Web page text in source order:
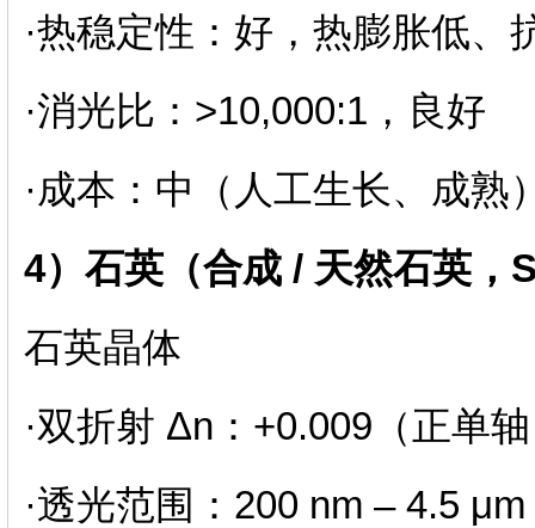
·热稳定性：好，热膨胀低、
·消光比：>10,000:1，良好
·成本：中（人工生长、成熟
4）石英（合成 / 天然石英，
石英晶体
·双折射 Δn：+0.009（正单
·透光范围：200 nm – 4.5